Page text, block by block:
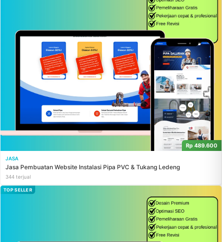
Rp 489.600
JASA
Jasa Pembuatan Website Instalasi Pipa PVC & Tukang Ledeng
344 terjual
TOP SELLER